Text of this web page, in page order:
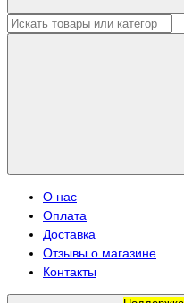
О нас
Оплата
Доставка
Отзывы о магазине
Контакты